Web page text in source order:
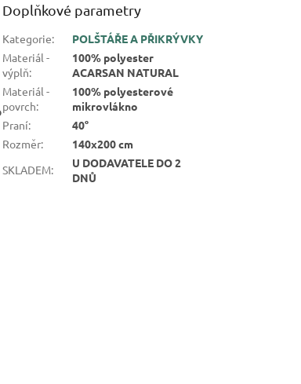
Doplňkové parametry
Kategorie:
POLŠTÁŘE A PŘIKRÝVKY
Materiál -
výplň:
100% polyester
ACARSAN NATURAL
Materiál -
povrch:
100% polyesterové
mikrovlákno
Praní:
40°
Rozměr:
140x200 cm
SKLADEM:
U DODAVATELE DO 2
DNŮ